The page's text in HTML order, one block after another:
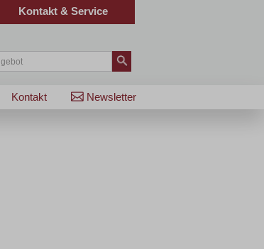
Kontakt & Service
Newsletter
Kontakt